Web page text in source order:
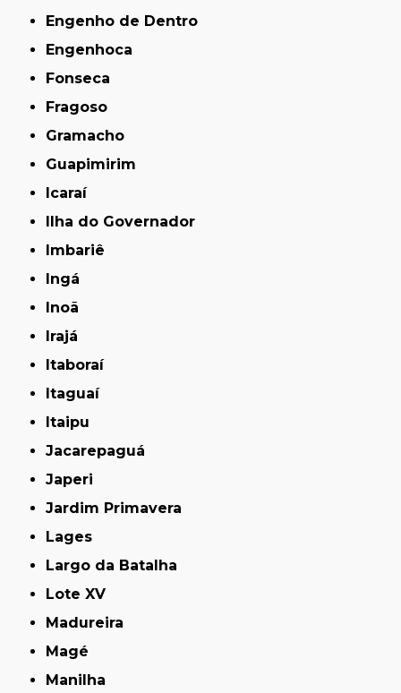
Engenho de Dentro
Engenhoca
Fonseca
Fragoso
Gramacho
Guapimirim
Icaraí
Ilha do Governador
Imbariê
Ingá
Inoã
Irajá
Itaboraí
Itaguaí
Itaipu
Jacarepaguá
Japeri
Jardim Primavera
Lages
Largo da Batalha
Lote XV
Madureira
Magé
Manilha